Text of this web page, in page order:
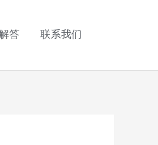
答 联系我们